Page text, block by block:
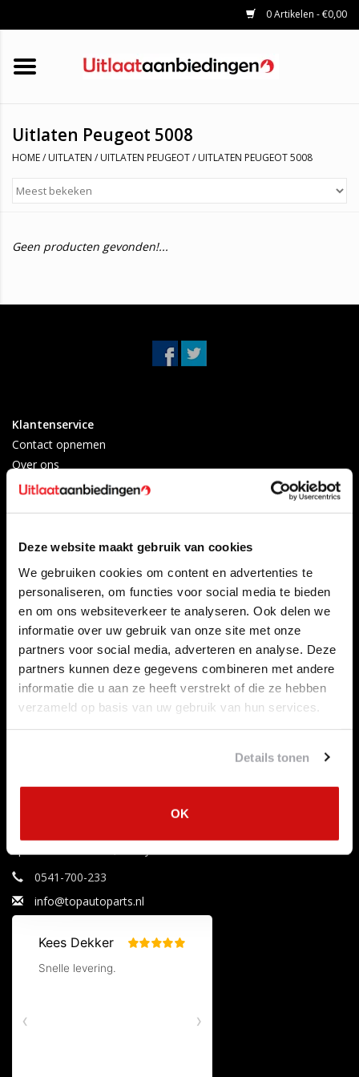
Deze website maakt gebruik van cookies
We gebruiken cookies om content en advertenties te
personaliseren, om functies voor social media te bieden
en om ons websiteverkeer te analyseren. Ook delen we
informatie over uw gebruik van onze site met onze
partners voor social media, adverteren en analyse. Deze
partners kunnen deze gegevens combineren met andere
informatie die u aan ze heeft verstrekt of die ze hebben
verzameld op basis van uw gebruik van hun services.
Details tonen
OK
0 Artikelen - €0,00
HOME
KATALYSATOREN
UNIVERSELE UITLAATDELEN
Uitlaten Peugeot 5008
HOME/ UITLATEN / UITLATEN PEUGEOT/ UITLATEN PEUGEOT 5008
Geen producten gevonden!...
Klantenservice
Contact opnemen
Over ons
Betaalmethoden
Privacy Policy
Verzenden & retourneren
Afkoelingsperiode
Garantievoorwaarden
Formulier Herroepingsrecht
Producten
Alle producten
Nieuwe producten
Mijn account
Registreren
Mijn bestellingen
Mijn verlanglijst
0541-700-233
info@topautoparts.nl